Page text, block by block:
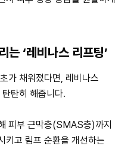
는 ‘레비나스 리프팅’
가 채워졌다면, 레비나스
탄히 해줍니다.
피부 근막층(SMAS층)까지
키고 림프 순환을 개선하는